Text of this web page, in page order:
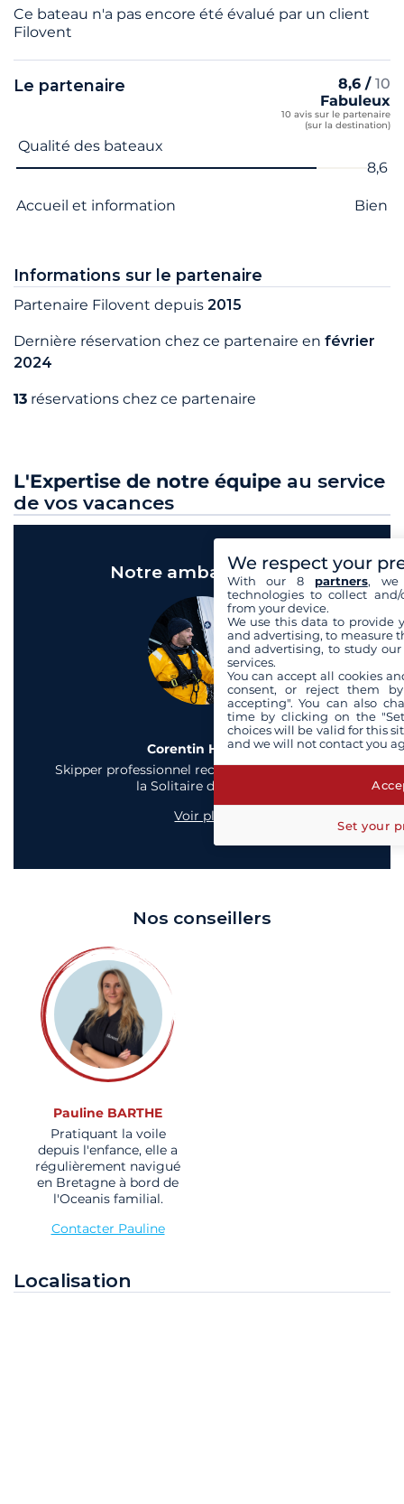
Ce bateau n'a pas encore été évalué par un client
Filovent
Le partenaire 8,6 / 10
Fabuleux
10 avis sur le partenaire
(sur la destination)
Nom du critère Note
Qualité des bateaux
8,6
Accueil et information Bien
Informations sur le partenaire
Partenaire Filovent depuis 2015
Dernière réservation chez ce partenaire en février
2024
13 réservations chez ce partenaire
L'Expertise de notre équipe au service
de vos vacances
Notre ambassadeur
Corentin Horeau
Skipper professionnel reconnu et vainqueur de
la Solitaire du Figaro
Voir plus
Nos conseillers
Pauline BARTHE
Pratiquant la voile
depuis l'enfance, elle a
régulièrement navigué
en Bretagne à bord de
l'Oceanis familial.
Contacter Pauline
Localisation
We respect your
With our 8 partners, we
technologies to collect
from your device.
We use this data to provide
and advertising, to measure
and advertising, to study
services.
You can accept all cookies
consent, or reject them
accepting". You can also
time by clicking on the
choices will be valid for this
and we will not contact you
Set your